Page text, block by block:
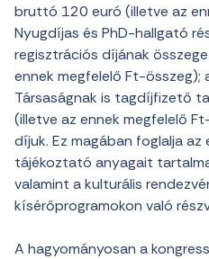
bruttó 120 euró (illetve az
Nyugdíjas és PhD-hallgató
regisztrációs díjának
ennek megfelelő Ft-összeg);
Társaságnak is tagdíjfizető
(illetve az ennek megfelelő
díjuk. Ez magában foglalja az
tájékoztató anyagait
valamint a kulturális
kísérőprogramokon való
A hagyományosan a